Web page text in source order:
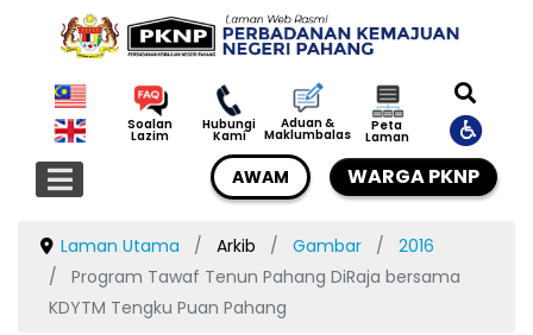
Soalan
Lazim
Hubungi
Kami
Aduan &
Maklumbalas
Peta
Laman
AWAM WARGA PKNP
Laman Utama Arkib Gambar
2016
Program Tawaf Tenun Pahang DiRaja bersama
KDYTM Tengku Puan Pahang